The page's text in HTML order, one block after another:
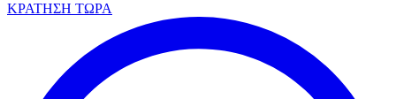
ΚΡΑΤΗΣΗ ΤΩΡΑ